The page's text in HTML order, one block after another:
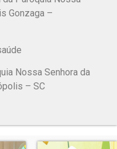
Gonzaga –
Nossa Senhora da
– SC